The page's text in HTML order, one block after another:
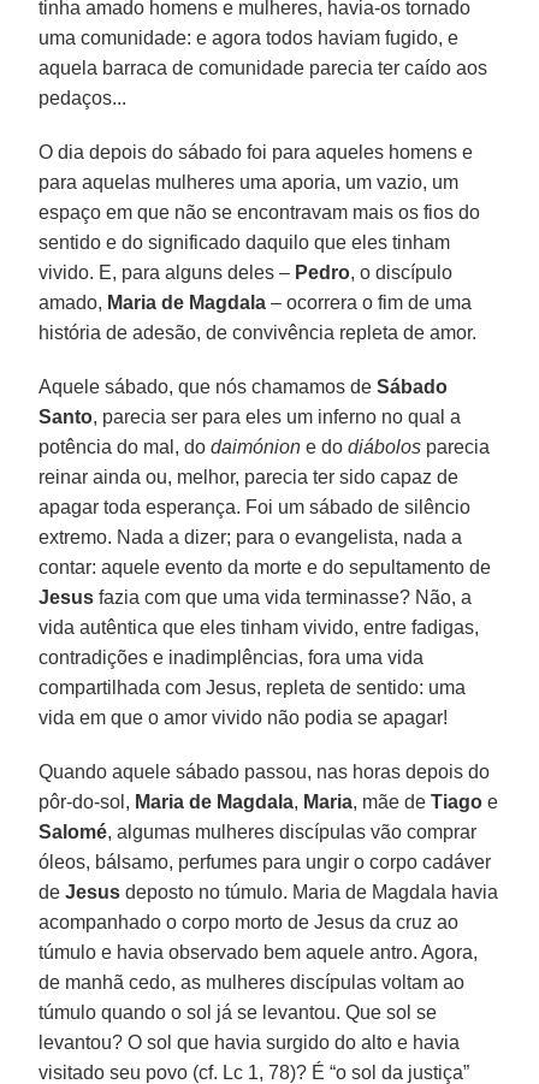
tinha amado homens e mulheres, havia-os tornado
uma comunidade: e agora todos haviam fugido, e
aquela barraca de comunidade parecia ter caído aos
pedaços...
O dia depois do sábado foi para aqueles homens e
para aquelas mulheres uma aporia, um vazio, um
espaço em que não se encontravam mais os fios do
sentido e do significado daquilo que eles tinham
vivido. E, para alguns deles – Pedro, o discípulo
amado, Maria de Magdala – ocorrera o fim de uma
história de adesão, de convivência repleta de amor.
Aquele sábado, que nós chamamos deSábado
Santo, parecia ser para eles um inferno no qual a
potência do mal, dodaimónion e dodiábolos parecia
reinar ainda ou, melhor, parecia ter sido capaz de
apagar toda esperança. Foi um sábado de silêncio
extremo. Nada a dizer; para o evangelista, nada a
contar: aquele evento da morte e do sepultamento de
Jesus fazia com que uma vida terminasse? Não, a
vida autêntica que eles tinham vivido, entre fadigas,
contradições e inadimplências, fora uma vida
compartilhada com Jesus, repleta de sentido: uma
vida em que o amor vivido não podia se apagar!
Quando aquele sábado passou, nas horas depois do
pôr-do-sol, Maria de Magdala, Maria, mãe deTiago e
Salomé, algumas mulheres discípulas vão comprar
óleos, bálsamo, perfumes para ungir o corpo cadáver
deJesus deposto no túmulo. Maria de Magdala havia
acompanhado o corpo morto de Jesus da cruz ao
túmulo e havia observado bem aquele antro. Agora,
de manhã cedo, as mulheres discípulas voltam ao
túmulo quando o sol já se levantou. Que sol se
levantou? O sol que havia surgido do alto e havia
visitado seu povo (cf. Lc 1, 78)? É “o sol da justiça”